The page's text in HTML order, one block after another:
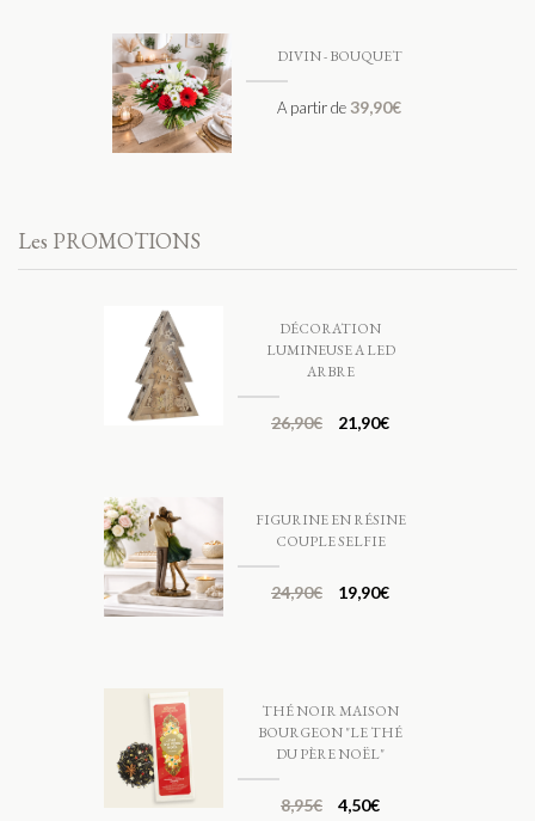
DIVIN - BOUQUET
A partir de39,90€
Les PROMOTIONS
DÉCORATION
LUMINEUSE A LED
ARBRE
26,90€ 21,90€
FIGURINE EN RÉSINE
COUPLE SELFIE
24,90€ 19,90€
THÉ NOIR MAISON
BOURGEON "LE THÉ
DU PÈRE NOËL"
8,95€ 4,50€